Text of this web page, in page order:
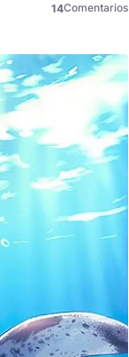
14Comentarios